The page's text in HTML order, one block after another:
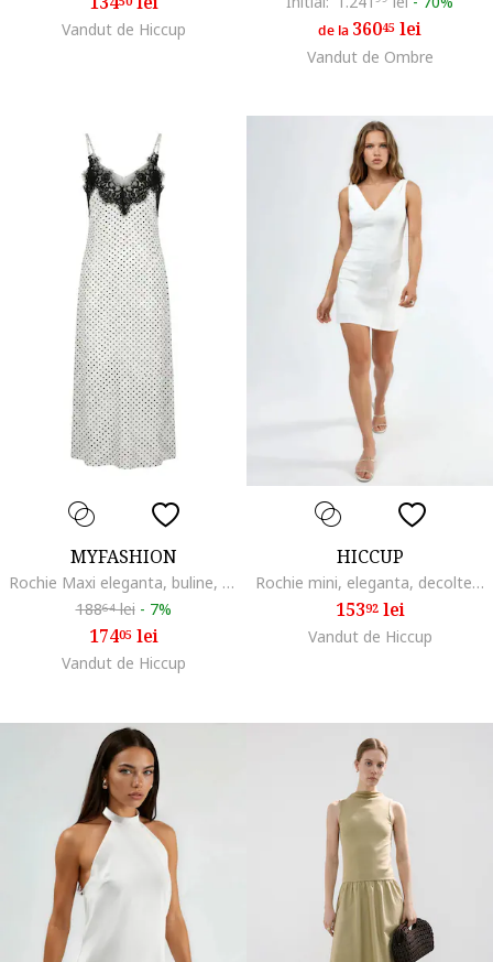
Vandut de Hiccup de la 36045 lei
Vandut de Ombre
MYFASHION
Rochie Maxi eleganta, buline, alb prafuit
18864lei - 7%
17405lei
Vandut de Hiccup
HICCUP
Rochie mini, eleganta, decolteu in V, alb prafuit, bumbac
15392lei
Vandut de Hiccup